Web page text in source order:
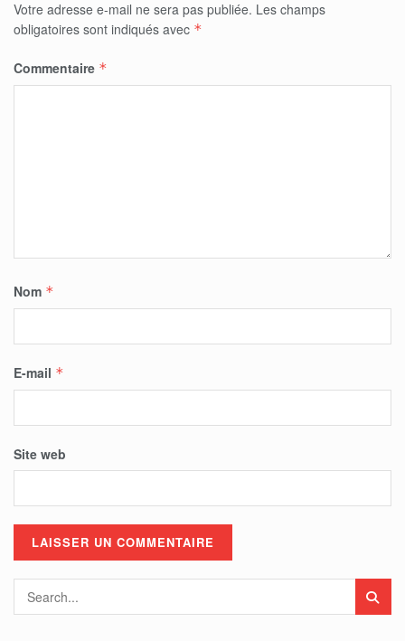
Votre adresse e-mail ne sera pas publiée. Les champs
obligatoires sont indiqués avec *
Commentaire *
Nom *
E-mail *
Site web